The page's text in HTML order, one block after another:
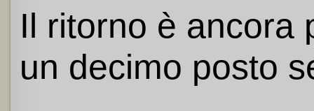
Il ritorno è ancora
un decimo posto